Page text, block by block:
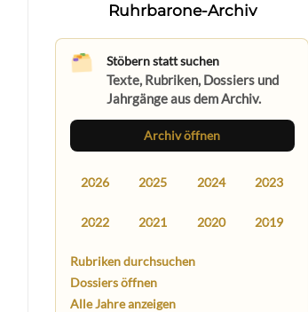
Ruhrbarone-Archiv
Stöbern statt suchen
Texte, Rubriken, Dossiers und
Jahrgänge aus dem Archiv.
Archiv öffnen
2026 2025 2024 2023
2022 2021 2020 2019
Rubriken durchsuchen
Dossiers öffnen
Alle Jahre anzeigen